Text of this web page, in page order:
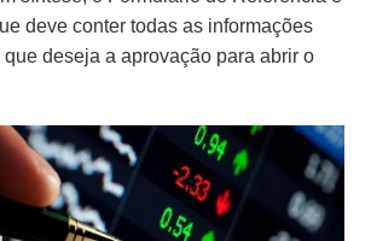
deve conter todas as informações
deseja a aprovação para abrir o